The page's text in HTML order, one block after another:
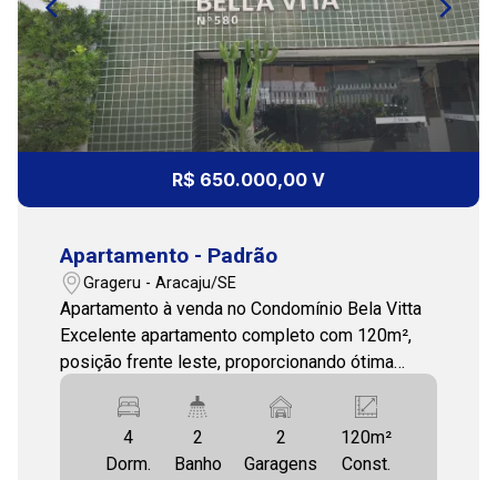
14:00
15:00
16:00
17:00
R$ 650.000,00 V
Apartamento - Padrão
Grageru - Aracaju/SE
Apartamento à venda no Condomínio Bela Vitta
Excelente apartamento completo com 120m²,
posição frente leste, proporcionando ótima
ventilação e abundante iluminação natural. Um
imóvel espaçoso e confortável em excelente
localização. Composto por: Sala ampla
mobiliada Varanda 3 quartos, sendo 1 suíte
4
Dorm.
2
Banho
2
Garagens
120m²
Const.